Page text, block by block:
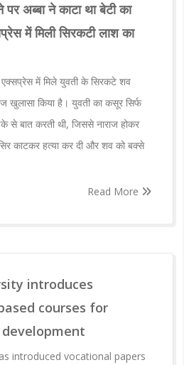
अब्बा ने काटा था बेटी का
में मिली सिरकटी लाश का
में मिले युवती के सिरकटे शव
खुलासा किया है। युवती का कसूर सिर्फ
से बात करती थी, जिससे नाराज होकर
काटकर हत्या कर दी और शव को बक्से
Read More
introduces
courses for
introduced vocational papers